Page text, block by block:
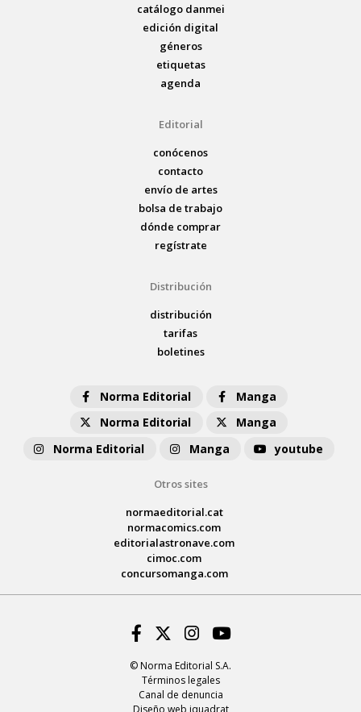
catálogo danmei
edición digital
géneros
etiquetas
agenda
Editorial
conócenos
contacto
envío de artes
bolsa de trabajo
dónde comprar
regístrate
Distribución
distribución
tarifas
boletines
Norma Editorial
Manga
Norma Editorial
Manga
Norma Editorial
Manga youtube
Otros sites
normaeditorial.cat
normacomics.com
editorialastronave.com
cimoc.com
concursomanga.com
© Norma Editorial S.A.
Términos legales
Canal de denuncia
Diseño web iquadrat
Facebook
Twitter
Instagram
Youtube